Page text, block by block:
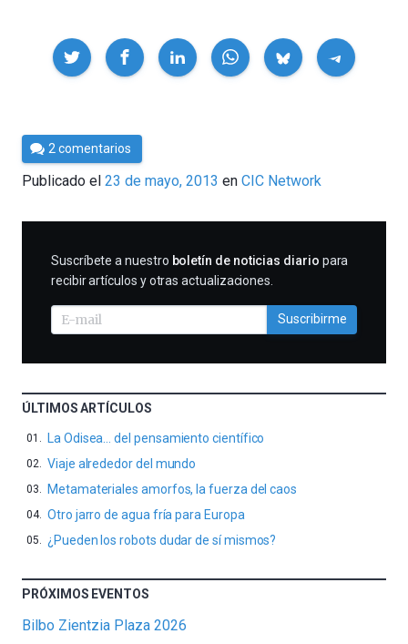
Compartir
Por
Cultura
Cientifica
2 comentarios
Publicado el 23 de mayo, 2013 en CIC Network
SUSCRIBIRME
Suscríbete a nuestro boletín de noticias diario para
recibir artículos y otras actualizaciones.
Suscribirme
ÚLTIMOS ARTÍCULOS
La Odisea… del pensamiento científico
Viaje alrededor del mundo
Metamateriales amorfos, la fuerza del caos
Otro jarro de agua fría para Europa
¿Pueden los robots dudar de sí mismos?
PRÓXIMOS EVENTOS
Bilbo Zientzia Plaza 2026